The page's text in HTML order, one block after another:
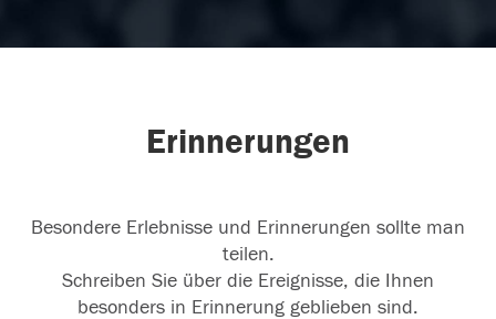
Erinnerungen
Besondere Erlebnisse und Erinnerungen sollte man
teilen.
Schreiben Sie über die Ereignisse, die Ihnen
besonders in Erinnerung geblieben sind.